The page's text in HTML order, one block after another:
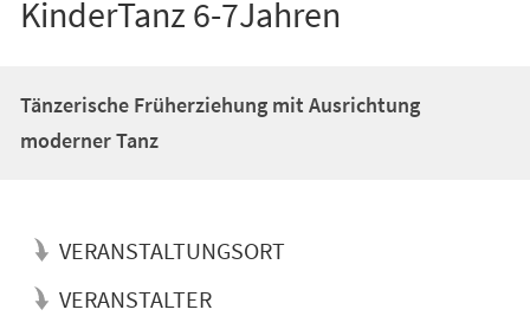
KinderTanz 6-7Jahren
Tänzerische Früherziehung mit Ausrichtung
moderner Tanz
VERANSTALTUNGSORT
VERANSTALTER